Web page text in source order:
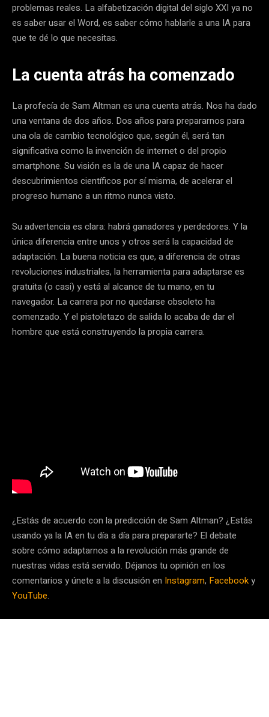
problemas reales. La alfabetización digital del siglo XXI ya no
es saber usar el Word, es saber cómo hablarle a una IA para
que te dé lo que necesitas.
La cuenta atrás ha comenzado
La profecía de Sam Altman es una cuenta atrás. Nos ha dado
una ventana de dos años. Dos años para prepararnos para
una ola de cambio tecnológico que, según él, será tan
significativa como la invención de internet o del propio
smartphone. Su visión es la de una IA capaz de hacer
descubrimientos científicos por sí misma, de acelerar el
progreso humano a un ritmo nunca visto.
Su advertencia es clara: habrá ganadores y perdedores. Y la
única diferencia entre unos y otros será la capacidad de
adaptación. La buena noticia es que, a diferencia de otras
revoluciones industriales, la herramienta para adaptarse es
gratuita (o casi) y está al alcance de tu mano, en tu
navegador. La carrera por no quedarse obsoleto ha
comenzado. Y el pistoletazo de salida lo acaba de dar el
hombre que está construyendo la propia carrera.
¿Estás de acuerdo con la predicción de Sam Altman? ¿Estás
usando ya la IA en tu día a día para prepararte? El debate
sobre cómo adaptarnos a la revolución más grande de
nuestras vidas está servido. Déjanos tu opinión en los
comentarios y únete a la discusión en Instagram, Facebooky
YouTube.